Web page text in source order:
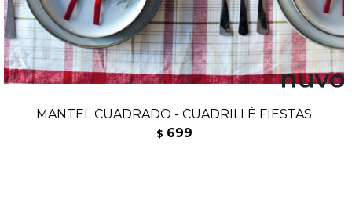
MANTEL CUADRADO - CUADRILLÉ FIESTAS
$ 699